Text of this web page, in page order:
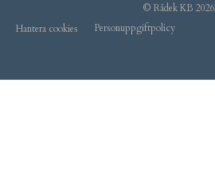
© Rådek KB 2026
Hantera cookies
Personuppgiftpolicy